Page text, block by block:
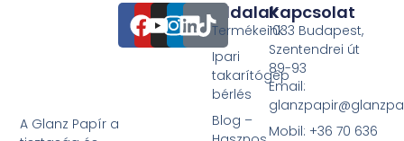
A Glanz Papír a
Oldalak
Termékeink
Ipari
takarítógép
bérlés
Blog –
Kapcsolat
1033 Budapest,
Szentendrei út
89-93
Email:
Mobil: +36 70 636